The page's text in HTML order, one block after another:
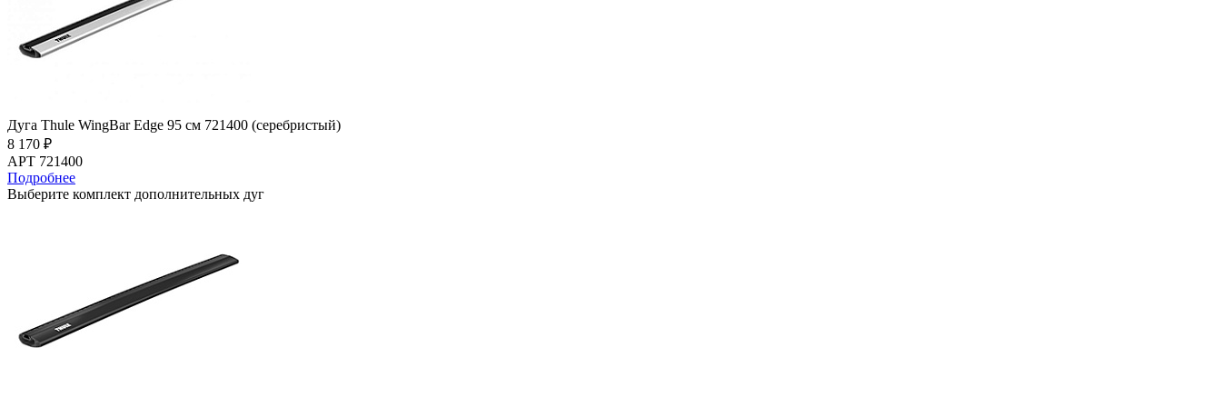
Дуга Thule WingBar Edge 95 см 721400 (серебристый)
8 170 ₽
АРТ 721400
Подробнее
Выберите комплект дополнительных дуг